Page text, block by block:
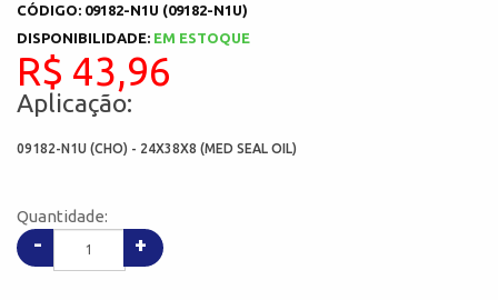
CÓDIGO: 09182-N1U (09182-N1U)
DISPONIBILIDADE: EM ESTOQUE
R$ 43,96
Aplicação:
09182-N1U (CHO) - 24X38X8 (MED SEAL OIL)
Quantidade:
- +